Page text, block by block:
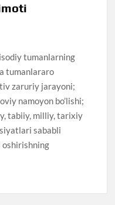
tumanlarning
tumanlararo
zaruriy jarayoni;
namoyon bo’lishi;
tabiiy, milliy, tarixiy
sababli